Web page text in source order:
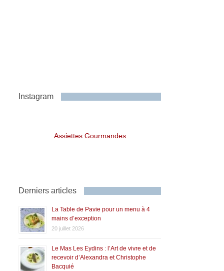
Instagram
Assiettes Gourmandes
Derniers articles
La Table de Pavie pour un menu à 4
mains d’exception
20 juillet 2026
Le Mas Les Eydins : l’Art de vivre et de
recevoir d’Alexandra et Christophe
Bacquié